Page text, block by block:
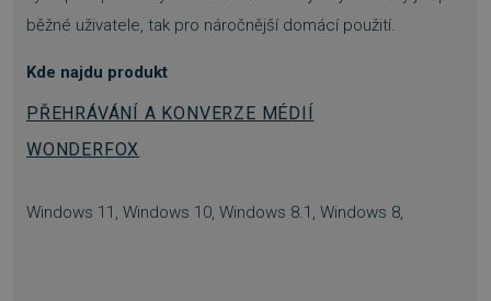
běžné uživatele, tak pro náročnější domácí použití.
Kde najdu produkt
PŘEHRÁVÁNÍ A KONVERZE MÉDIÍ
WONDERFOX
Windows 11, Windows 10, Windows 8.1, Windows 8,
basket .www.sw.cz